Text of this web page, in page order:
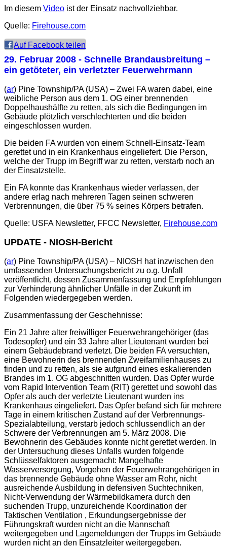
Im diesem Video ist der Einsatz nachvollziehbar.
Quelle: Firehouse.com
Auf Facebook teilen
29. Februar 2008 - Schnelle Brandausbreitung –
ein getöteter, ein verletzter Feuerwehrmann
(ar) Pine Township/PA (USA) – Zwei FA waren dabei, eine
weibliche Person aus dem 1. OG einer brennenden
Doppelhaushälfte zu retten, als sich die Bedingungen im
Gebäude plötzlich verschlechterten und die beiden
eingeschlossen wurden.
Die beiden FA wurden von einem Schnell-Einsatz-Team
gerettet und in ein Krankenhaus eingeliefert. Die Person,
welche der Trupp im Begriff war zu retten, verstarb noch an
der Einsatzstelle.
Ein FA konnte das Krankenhaus wieder verlassen, der
andere erlag nach mehreren Tagen seinen schweren
Verbrennungen, die über 75 % seines Körpers betrafen.
Quelle: USFA Newsletter, FFCC Newsletter, Firehouse.com
UPDATE - NIOSH-Bericht
(ar) Pine Township/PA (USA) – NIOSH hat inzwischen den
umfassenden Untersuchungsbericht zu o.g. Unfall
veröffentlicht, dessen Zusammenfassung und Empfehlungen
zur Verhinderung ähnlicher Unfälle in der Zukunft im
Folgenden wiedergegeben werden.
Zusammenfassung der Geschehnisse:
Ein 21 Jahre alter freiwilliger Feuerwehrangehöriger (das
Todesopfer) und ein 33 Jahre alter Lieutenant wurden bei
einem Gebäudebrand verletzt. Die beiden FA versuchten,
eine Bewohnerin des brennenden Zweifamilienhauses zu
finden und zu retten, als sie aufgrund eines eskalierenden
Brandes im 1. OG abgeschnitten wurden. Das Opfer wurde
vom Rapid Intervention Team (RIT) gerettet und sowohl das
Opfer als auch der verletzte Lieutenant wurden ins
Krankenhaus eingeliefert. Das Opfer befand sich für mehrere
Tage in einem kritischen Zustand auf der Verbrennungs-
Spezialabteilung, verstarb jedoch schlussendlich an der
Schwere der Verbrennungen am 5. März 2008. Die
Bewohnerin des Gebäudes konnte nicht gerettet werden. In
der Untersuchung dieses Unfalls wurden folgende
Schlüsselfaktoren ausgemacht: Mangelhafte
Wasserversorgung, Vorgehen der Feuerwehrangehörigen in
das brennende Gebäude ohne Wasser am Rohr, nicht
ausreichende Ausbildung in defensiven Suchtechniken,
Nicht-Verwendung der Wärmebildkamera durch den
suchenden Trupp, unzureichende Koordination der
Taktischen Ventilation , Erkundungsergebnisse der
Führungskraft wurden nicht an die Mannschaft
weitergegeben und Lagemeldungen der Trupps im Gebäude
wurden nicht an den Einsatzleiter weitergegeben.